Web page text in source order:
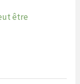
être